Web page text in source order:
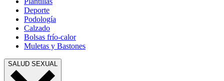
Deporte
Podología
Calzado
Bolsas frío-calor
Muletas y Bastones
SALUD SEXUAL